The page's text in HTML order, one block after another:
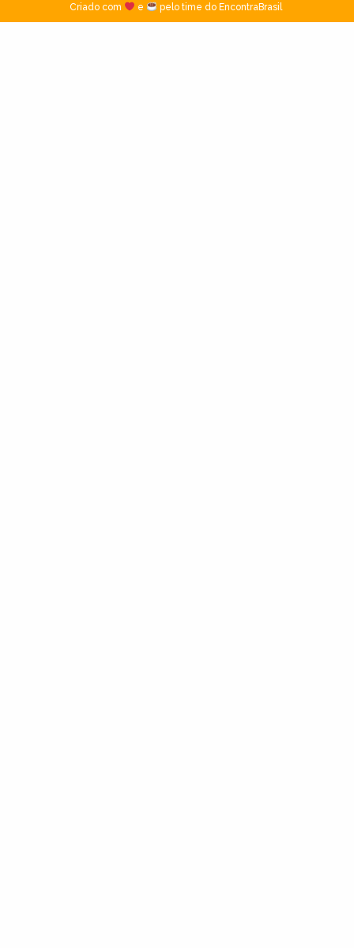
Criado com
e pelo time do EncontraBrasil